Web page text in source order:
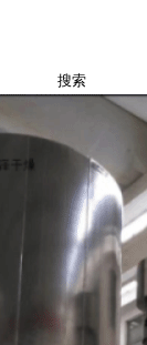
搜索